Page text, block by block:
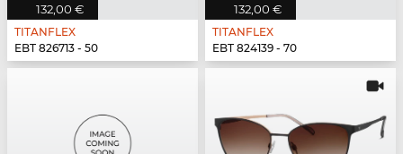
132,00 €
TITANFLEX
EBT 826713 - 50
132,00 €
TITANFLEX
EBT 824139 - 70